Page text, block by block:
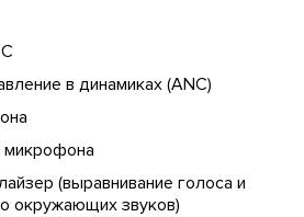
в динамиках (ANC)
микрофона
(выравнивание голоса и
окружающих звуков)